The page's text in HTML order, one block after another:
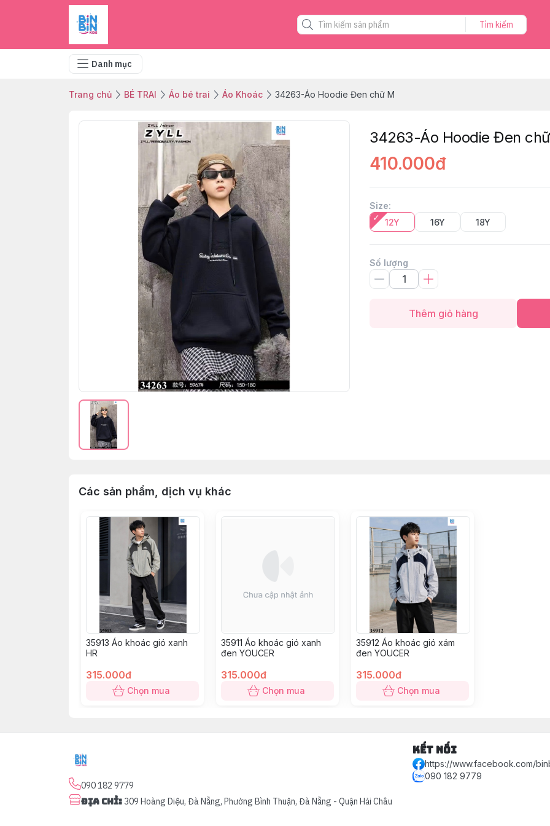
Tìm kiếm
Danh mục
Trang chủ BÉ TRAI Áo bé trai Áo Khoác 34263-Áo Hoodie Đen chữ M
34263-Áo Hoodie Đen
410.000đ
Size:
12Y
16Y 18Y
Số lượng
Thêm giỏ hàng
Các sản phẩm, dịch vụ khác
35913 Áo khoác gió xanh
HR
315.000đ
Chọn mua
35911 Áo khoác gió xanh
đen YOUCER
315.000đ
Chọn mua
35912 Áo khoác gió xám
đen YOUCER
315.000đ
Chọn mua
090 182 9779
Địa chỉ: 309 Hoàng Diệu, Đà Nẵng, Phường Bình Thuận, Đà Nẵng - Quận Hải Châu
Kết nối
https://www.facebook.com/
090 182 9779